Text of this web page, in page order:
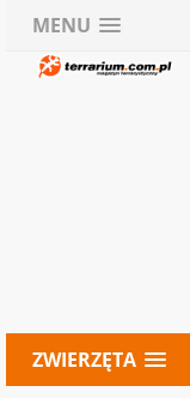
MENU
ZWIERZĘTA